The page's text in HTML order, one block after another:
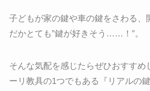
子どもが家の鍵や車の鍵をさわる、
だかとても”鍵が好きそう… …！”。
そんな気配を感じたらぜひおすすめ
ーリ教具の1つでもある『リアルの